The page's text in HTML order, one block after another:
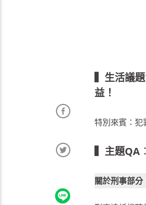
▍生活議
益！
特別來賓：犯
▍主題QA：
關於刑事部分